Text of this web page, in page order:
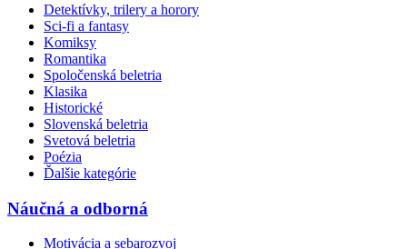
Detektívky, trilery a horory
Sci-fi a fantasy
Komiksy
Romantika
Spoločenská beletria
Klasika
Historické
Slovenská beletria
Svetová beletria
Poézia
Ďalšie kategórie
Náučná a odborná
Motivácia a sebarozvoj